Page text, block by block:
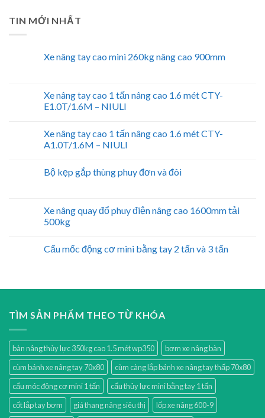
TIN MỚI NHẤT
Xe nâng tay cao mini 260kg nâng cao 900mm
Xe nâng tay cao 1 tấn nâng cao 1.6 mét CTY-
E1.0T/1.6M – NIULI
Xe nâng tay cao 1 tấn nâng cao 1.6 mét CTY-
A1.0T/1.6M – NIULI
Bộ kẹp gắp thùng phuy đơn và đôi
Xe nâng quay đổ phuy điện nâng cao 1600mm tải
500kg
Cẩu mốc động cơ mini bằng tay 2 tấn và 3 tấn
TÌM SẢN PHẨM THEO TỪ KHÓA
bàn nâng thủy lực 350kg cao 1.5 mét wp350
bơm xe nâng bàn
cùm bánh xe nâng tay 70x80
cùm càng lắp bánh xe nâng tay thấp 70x80
cẩu móc động cơ mini 1 tấn
cẩu thủy lực mini bằng tay 1 tấn
cốt lắp tay bơm
giá thang nâng siêu thị
lốp xe nâng 600-9